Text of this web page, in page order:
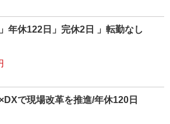
年休122日」完休2日 」転勤なし
で現場改革を推進/年休120日